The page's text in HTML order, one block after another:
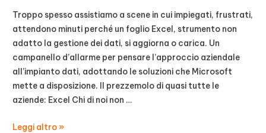
Troppo spesso assistiamo a scene in cui impiegati, frustrati,
attendono minuti perché un foglio Excel, strumento non
adatto la gestione dei dati, si aggiorna o carica. Un
campanello d’allarme per pensare l’approccio aziendale
all’impianto dati, adottando le soluzioni che Microsoft
mette a disposizione. Il prezzemolo di quasi tutte le
aziende: Excel Chi di noi non …
Impianto
Leggi altro »